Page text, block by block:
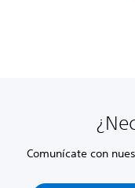
Comunícate con